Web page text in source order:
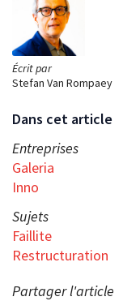
Écrit par
Stefan Van Rompaey
Dans cet article
Entreprises
Galeria
Inno
Sujets
Faillite
Restructuration
Partager l'article